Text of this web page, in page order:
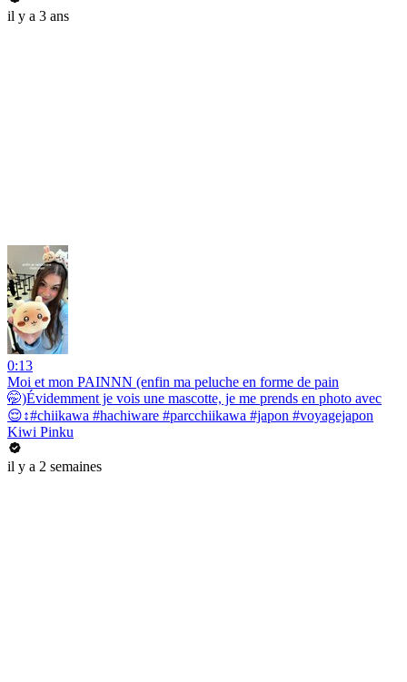
il y a 3 ans
0:13
Moi et mon PAINNN (enfin ma peluche en forme de pain
🤭)Évidemment je vois une mascotte, je me prends en photo avec
😌↕️#chiikawa #hachiware #parcchiikawa #japon #voyagejapon
Kiwi Pinku
il y a 2 semaines